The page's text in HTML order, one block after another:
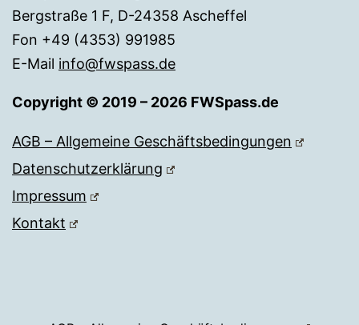
Bergstraße 1 F, D-24358 Ascheffel
Fon +49 (4353) 991985
E-Mail info@fwspass.de
Copyright © 2019 – 2026 FWSpass.de
AGB – Allgemeine Geschäftsbedingungen
Datenschutzerklärung
Impressum
Kontakt